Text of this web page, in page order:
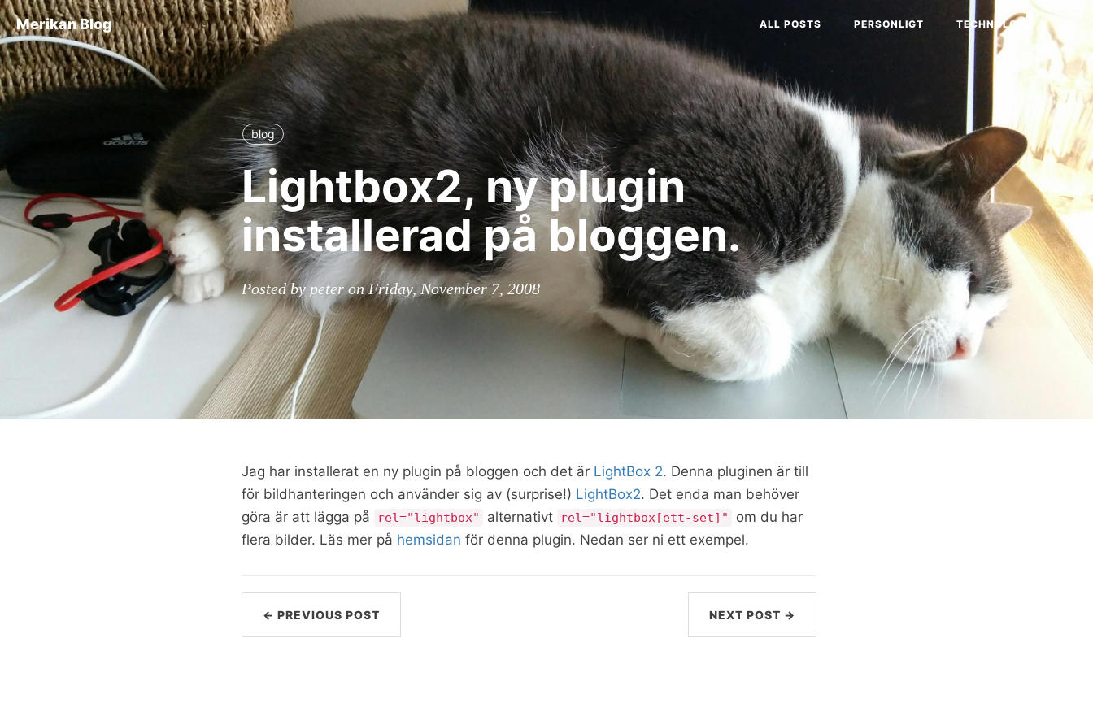
Merikan Blog ALL POSTS PERSONLIGT TECHNOLOGY
blog
Lightbox2, ny plugin
installerad på bloggen.
Posted by peter on Friday, November 7, 2008
Jag har installerat en ny plugin på bloggen och det är LightBox 2. Denna pluginen är till
för bildhanteringen och använder sig av (surprise!) LightBox2. Det enda man behöver
göra är att lägga på
rel="lightbox" alternativt rel="lightbox[ett-set]"
om du har
flera bilder. Läs mer på hemsidan för denna plugin. Nedan ser ni ett exempel.
← PREVIOUS POST NEXT POST →